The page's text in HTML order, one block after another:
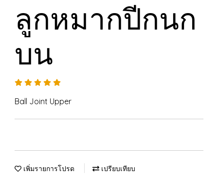
ลูกหมากปีกนก
บน
Ball Joint Upper
เพิ่มรายการโปรด เปรียบเทียบ